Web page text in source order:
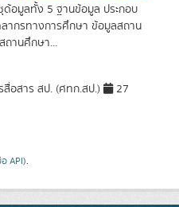
ด้อมูลทั้ง 5 ฐานข้อมูล ประกอบ
ากรทางการศึกษา ข้อมูลสถาน
ถานศึกษา...
สื่อสาร สป. (ศทก.สป.)
27
API).